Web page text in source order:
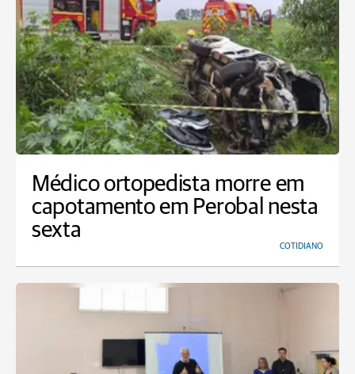
Médico ortopedista morre em
capotamento em Perobal nesta
sexta
COTIDIANO